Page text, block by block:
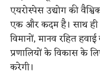
एयरोस्पेस उद्योग की
एक और कदम है। साथ ही
विमानों, मानव रहित
प्रणालियों के विकास के
करेगी।